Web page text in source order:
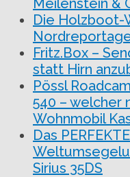
Meilenstein &
Die Holzboot-
Fritz.Box –
statt Hirn
Pössl
540 – welcher
Wohnmobil
Das
Sirius 35DS